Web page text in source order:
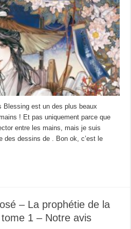
Blessing est un des plus beaux
! Et pas uniquement parce que
entre les mains, mais je suis
des dessins de . Bon ok, c’est le
– La prophétie de la
1 – Notre avis